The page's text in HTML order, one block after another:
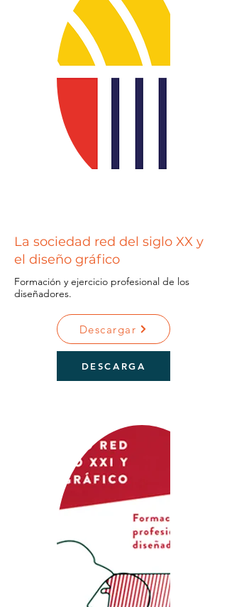
La sociedad red del siglo XX y
el diseño gráfico
Formación y ejercicio profesional de los
diseñadores.
Descargar
DESCARGA